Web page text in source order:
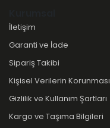
İletişim
Garanti ve İade
Sipariş Takibi
Kişisel Verilerin Korunması
Gizlilik ve Kullanım Şartları
Kargo ve Taşıma Bilgileri